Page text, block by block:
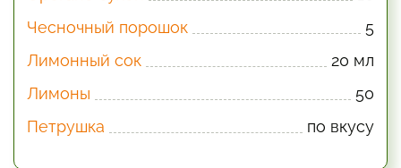
Чесночный порошок
5
Лимонный сок
20 мл
Лимоны
50
Петрушка
по вкусу